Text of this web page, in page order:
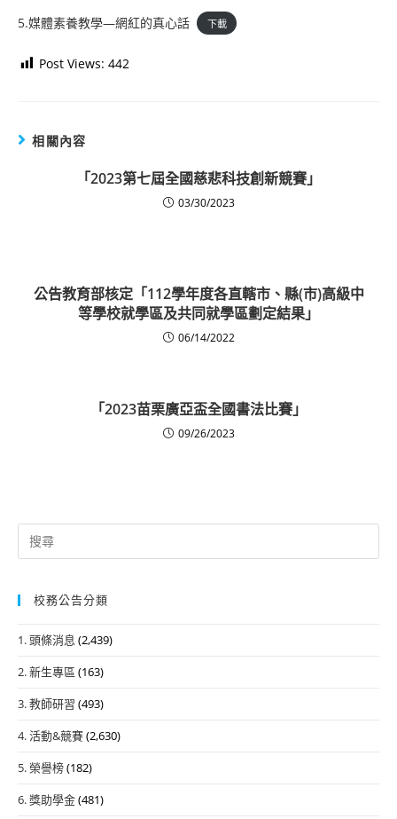
5.媒體素養教學—網紅的真心話 下載
Post Views: 442
相關內容
「2023第七屆全國慈悲科技創新競賽」
03/30/2023
公告教育部核定「112學年度各直轄市、縣(市)高級中
等學校就學區及共同就學區劃定結果」
06/14/2022
「2023苗栗廣亞盃全國書法比賽」
09/26/2023
Search
for:
校務公告分類
1. 頭條消息 (2,439)
2. 新生專區 (163)
3. 教師研習 (493)
4. 活動&競賽(2,630)
5. 榮譽榜(182)
6. 獎助學金(481)